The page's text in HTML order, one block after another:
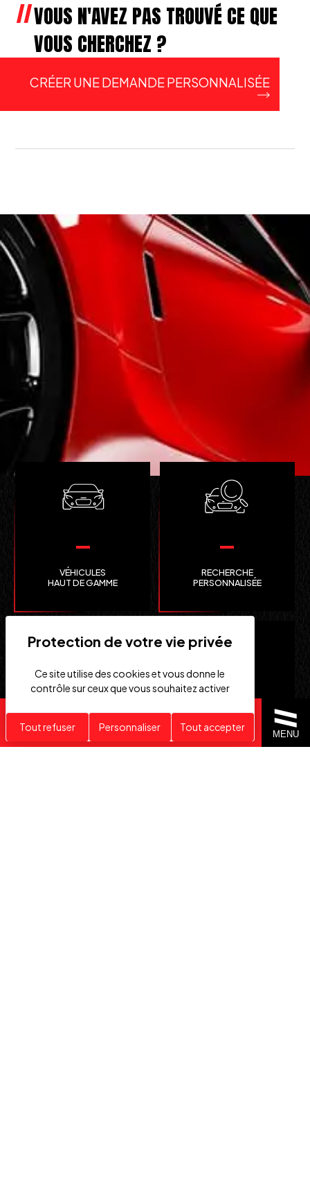
Recherche personnalisée
MENU
VOUS N'AVEZ PAS TROUVÉ CE QUE
VOUS CHERCHEZ ?
CRÉER UNE DEMANDE PERSONNALISÉE
VÉHICULES
HAUT DE GAMME
RECHERCHE
PERSONNALISÉE
CLEFS
EN MAIN
IMPORTATION EUROPE
SUISSE ET ÉTATS-UNIS
Ce site utilise des cookies et vous donne le
contrôle sur ceux que vous souhaitez activer
Tout accepter
Tout refuser Personnaliser